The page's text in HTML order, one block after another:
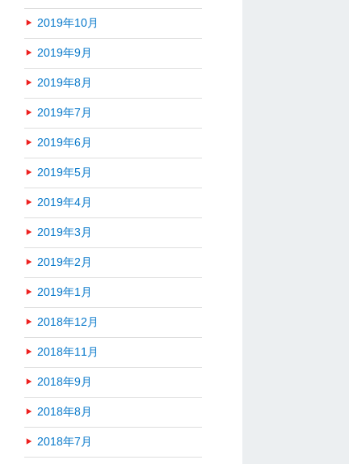
2019年10月
2019年9月
2019年8月
2019年7月
2019年6月
2019年5月
2019年4月
2019年3月
2019年2月
2019年1月
2018年12月
2018年11月
2018年9月
2018年8月
2018年7月